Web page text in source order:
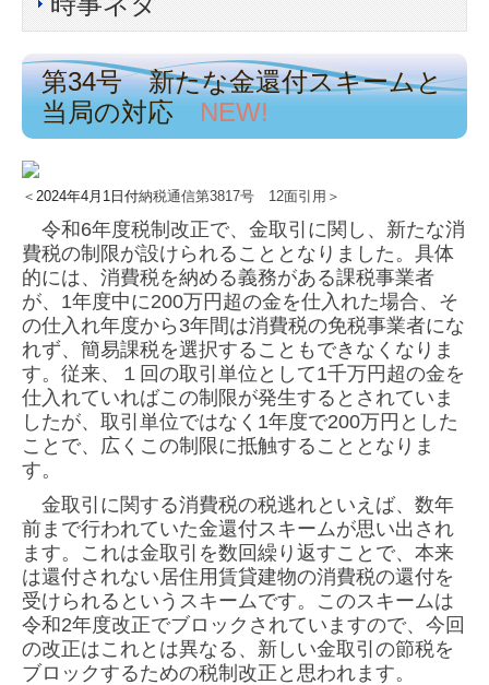
個人情報保護方針
時事ネタ
税金ワンポイント動画
第34号 新たな金還付スキームと
当局の対応 NEW!
＜ 2024年4月1日付納税通信第3817号 12面引用＞
令和6年度税制改正で、金取引に関し、新たな消
費税の制限が設けられることとなりました。具体
的には、 消費税を納める義務がある課税事業者
が、1年度中に200万円超の金を仕入れた場合、そ
の仕入れ年度から 3年間は消費税の免税事業者にな
れず、簡易課税を選択することもできなくなりま
す。従来、１回の取引 単位として1千万円超の金を
仕入れていればこの制限が発生するとされていま
したが、取引単位ではなく 1年度で200万円とした
ことで、広くこの制限に抵触することとなりま
す。
金取引に関する消費税の税逃れといえば、数年
前まで行われていた金還付スキームが思い出され
ます。 これは金取引を数回繰り返すことで、本来
は還付されない居住用賃貸建物の消費税の還付を
受けられる というスキームです。このスキームは
令和2年度改正でブロックされていますので、今回
の改正はこれと は異なる、新しい金取引の節税を
ブロックするための税制改正と思われます。